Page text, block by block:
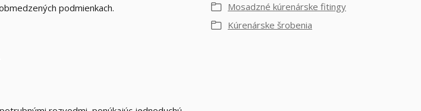
podmienkach.
Mosadzné kúrenárske fitingy
Kúrenárske šrobenia